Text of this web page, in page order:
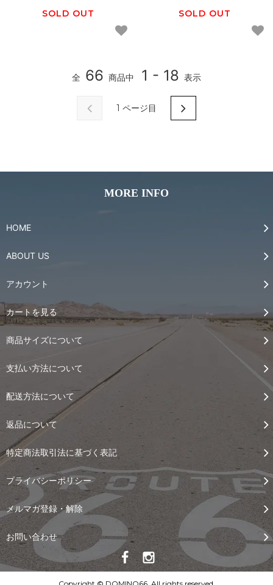
SOLD OUT SOLD OUT
全 66 商品中 1 - 18 表示
1 ページ目
MORE INFO
HOME
ABOUT US
アカウント
カートを見る
商品サイズについて
支払い方法について
配送方法について
返品について
特定商法取引法に基づく表記
プライバシーポリシー
メルマガ登録・解除
お問い合わせ